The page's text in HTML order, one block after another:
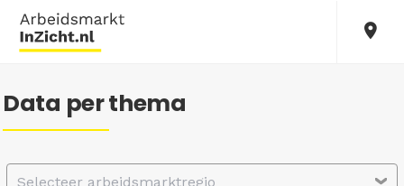
Data per thema
Selecteer arbeidsmarktregio